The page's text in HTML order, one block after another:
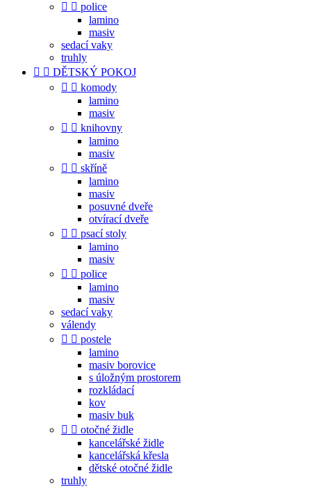
  police
lamino
masiv
sedací vaky
truhly
  DĚTSKÝ POKOJ
  komody
lamino
masiv
  knihovny
lamino
masiv
  skříně
lamino
masiv
posuvné dveře
otvírací dveře
  psací stoly
lamino
masiv
  police
lamino
masiv
sedací vaky
válendy
  postele
lamino
masiv borovice
s úložným prostorem
rozkládací
kov
masiv buk
  otočné židle
kancelářské židle
kancelářská křesla
dětské otočné židle
truhly